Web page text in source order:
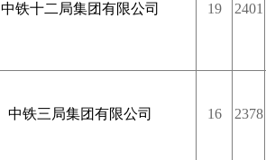
中铁十二局集团有限公司 19 2401
中铁三局集团有限公司 16 2378